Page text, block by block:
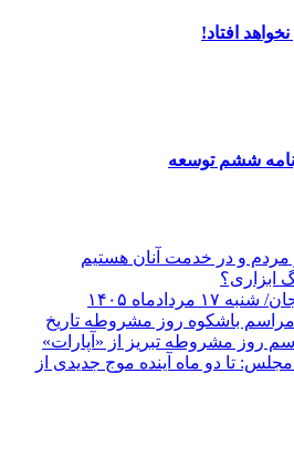
افتاد!
ششم توسعه
مردم و در خدمت آنان هستیم
ابزاری؟
۱۴۰۵
باشکوه روز مشروطه تاریخ
روز مشروطه تبریز از «آپارات»
تا دو ماه آینده موج جدیدی از